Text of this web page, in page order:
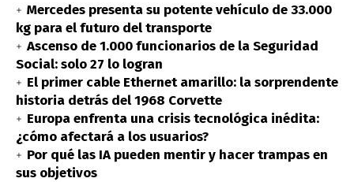
Mercedes presenta su potente vehículo de 33.000
kg para el futuro del transporte
Ascenso de 1.000 funcionarios de la Seguridad
Social: solo 27 lo logran
El primer cable Ethernet amarillo: la sorprendente
historia detrás del 1968 Corvette
Europa enfrenta una crisis tecnológica inédita:
¿cómo afectará a los usuarios?
Por qué las IA pueden mentir y hacer trampas en
sus objetivos